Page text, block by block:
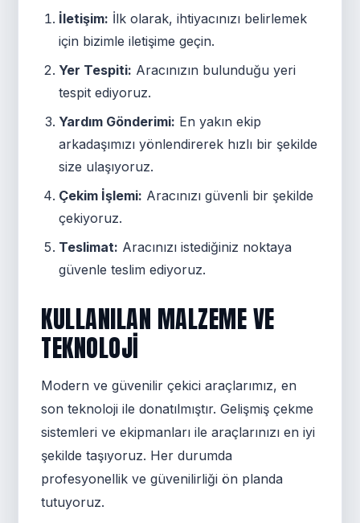
İletişim: İlk olarak, ihtiyacınızı belirlemek
için bizimle iletişime geçin.
Yer Tespiti: Aracınızın bulunduğu yeri
tespit ediyoruz.
Yardım Gönderimi: En yakın ekip
arkadaşımızı yönlendirerek hızlı bir şekilde
size ulaşıyoruz.
Çekim İşlemi: Aracınızı güvenli bir şekilde
çekiyoruz.
Teslimat: Aracınızı istediğiniz noktaya
güvenle teslim ediyoruz.
KULLANILAN MALZEME VE
TEKNOLOJI
Modern ve güvenilir çekici araçlarımız, en
son teknoloji ile donatılmıştır. Gelişmiş çekme
sistemleri ve ekipmanları ile araçlarınızı en iyi
şekilde taşıyoruz. Her durumda
profesyonellik ve güvenilirliği ön planda
tutuyoruz.